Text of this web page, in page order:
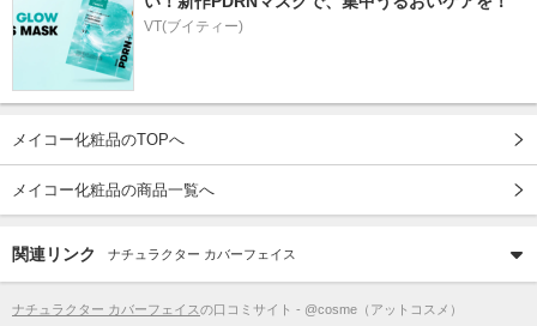
VT(ブイティー)
メイコー化粧品のTOPへ
メイコー化粧品の商品一覧へ
関連リンク ナチュラクター カバーフェイス
ナチュラクター カバーフェイスの口コミサイト - @cosme（アットコスメ）